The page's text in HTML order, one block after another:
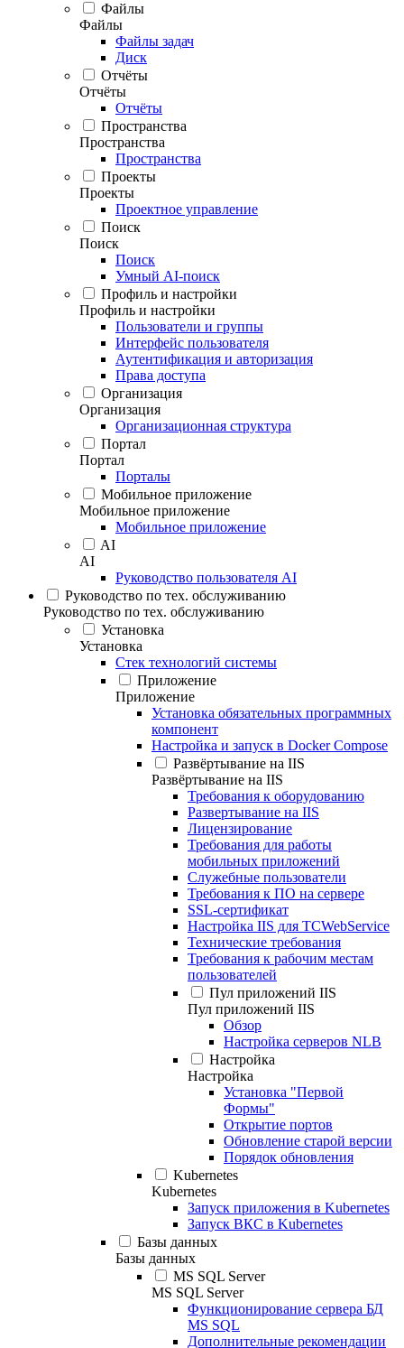
Файлы
Файлы
Файлы задач
Диск
Отчёты
Отчёты
Отчёты
Пространства
Пространства
Пространства
Проекты
Проекты
Проектное управление
Поиск
Поиск
Поиск
Умный AI-поиск
Профиль и настройки
Профиль и настройки
Пользователи и группы
Интерфейс пользователя
Аутентификация и авторизация
Права доступа
Организация
Организация
Организационная структура
Портал
Портал
Порталы
Мобильное приложение
Мобильное приложение
Мобильное приложение
AI
AI
Руководство пользователя AI
Руководство по тех. обслуживанию
Руководство по тех. обслуживанию
Установка
Установка
Стек технологий системы
Приложение
Приложение
Установка обязательных программных
компонент
Настройка и запуск в Docker Compose
Развёртывание на IIS
Развёртывание на IIS
Требования к оборудованию
Развертывание на IIS
Лицензирование
Требования для работы
мобильных приложений
Служебные пользователи
Требования к ПО на сервере
SSL-сертификат
Настройка IIS для TCWebService
Технические требования
Требования к рабочим местам
пользователей
Пул приложений IIS
Пул приложений IIS
Обзор
Настройка серверов NLB
Настройка
Настройка
Установка "Первой
Формы"
Открытие портов
Обновление старой версии
Порядок обновления
Kubernetes
Kubernetes
Запуск приложения в Kubernetes
Запуск ВКС в Kubernetes
Базы данных
Базы данных
MS SQL Server
MS SQL Server
Функционирование сервера БД
MS SQL
Дополнительные рекомендации